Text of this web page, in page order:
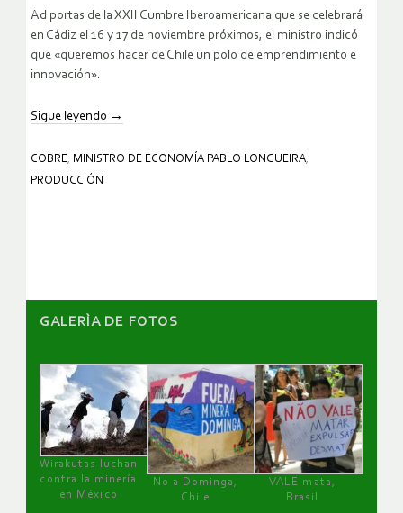
Ad portas de la XXII Cumbre Iberoamericana que se celebrará
en Cádiz el 16 y 17 de noviembre próximos, el ministro indicó
que «queremos hacer de Chile un polo de emprendimiento e
innovación».
Sigue leyendo →
COBRE, MINISTRO DE ECONOMÍA PABLO LONGUEIRA,
PRODUCCIÓN
GALERÌA DE FOTOS
Wirakutas luchan
contra la minería
en México
No a Dominga,
Chile
VALE mata,
Brasil